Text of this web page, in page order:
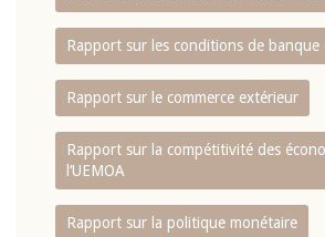
Rapport sur les conditions de banque
Rapport sur le commerce extérieur
Rapport sur la compétitivité des
l‘UEMOA
Rapport sur la politique monétaire